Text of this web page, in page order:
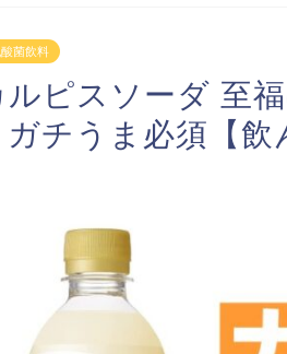
菌飲料
ルピスソーダ 至
チうま必須【飲